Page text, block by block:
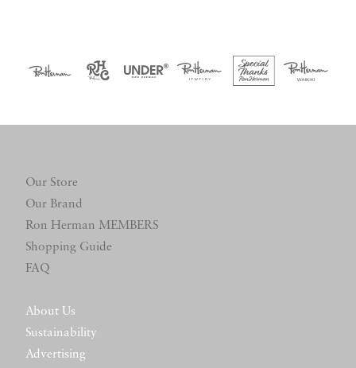
Our Store
Our Brand
Ron Herman MEMBERS
Shopping Guide
FAQ
About Us
Sustainability
Advertising